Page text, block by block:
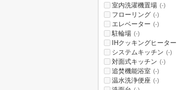
室内洗濯機置場 (-)
フローリング (-)
エレベーター (-)
駐輪場 (-)
IHクッキングヒーター
システムキッチン (-)
対面式キッチン (-)
追焚機能浴室 (-)
温水洗浄便座 (-)